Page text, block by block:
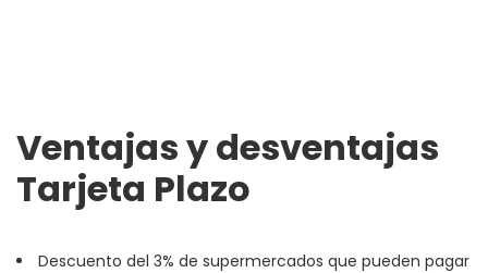
Ventajas y desventajas
Tarjeta Plazo
Descuento del 3% de supermercados que pueden pagar